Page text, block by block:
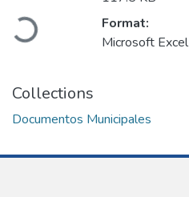
Loading...
Format:
Microsoft Excel
Collections
Documentos Municipales